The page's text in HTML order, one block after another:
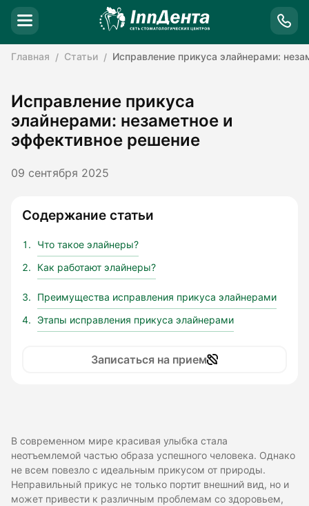
Главная Статьи Исправление прикуса элайнерами:
Исправление прикуса
элайнерами: незаметное и
эффективное решение
09 сентября 2025
Содержание статьи
Что такое элайнеры?
Как работают элайнеры?
Преимущества исправления прикуса элайнерами
Этапы исправления прикуса элайнерами
Записаться на прием
В современном мире красивая улыбка стала
неотъемлемой частью образа успешного человека. Однако
не всем повезло с идеальным прикусом от природы.
Неправильный прикус не только портит внешний вид, но и
может привести к различным проблемам со здоровьем,